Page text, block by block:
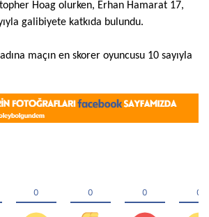
Hoag olurken, Erhan Hamarat 17,
galibiyete katkıda bulundu.
maçın en skorer oyuncusu 10 sayıyla